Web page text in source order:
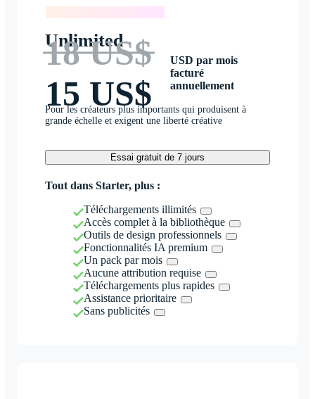
Unlimited
18 US$
15 US$
USD par mois
facturé
annuellement
Pour les créateurs plus importants qui produisent à
grande échelle et exigent une liberté créative
Essai gratuit de 7 jours
Tout dans Starter, plus :
Téléchargements illimités
Accès complet à la bibliothèque
Outils de design professionnels
Fonctionnalités IA premium
Un pack par mois
Aucune attribution requise
Téléchargements plus rapides
Assistance prioritaire
Sans publicités